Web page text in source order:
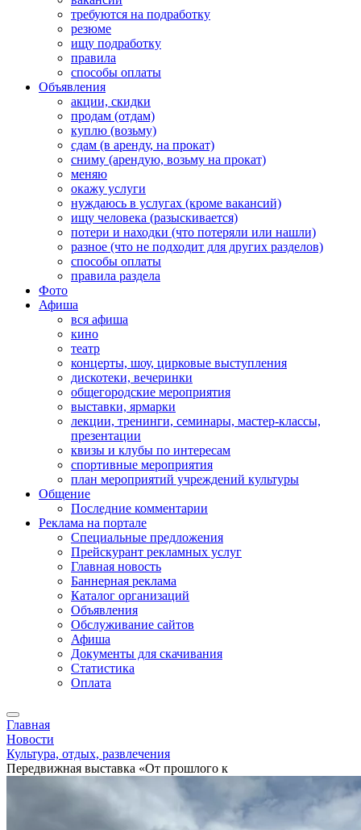
требуются на подработку
резюме
ищу подработку
правила
способы оплаты
Объявления
акции, скидки
продам (отдам)
куплю (возьму)
сдам (в аренду, на прокат)
сниму (арендую, возьму на прокат)
меняю
окажу услуги
нуждаюсь в услугах (кроме вакансий)
ищу человека (разыскивается)
потери и находки (что потеряли или нашли)
разное (что не подходит для других разделов)
способы оплаты
правила раздела
Фото
Афиша
вся афиша
кино
театр
концерты, шоу, цирковые выступления
дискотеки, вечеринки
общегородские мероприятия
выставки, ярмарки
лекции, тренинги, семинары, мастер-классы,
презентации
квизы и клубы по интересам
спортивные мероприятия
план мероприятий учреждений культуры
Общение
Последние комментарии
Реклама на портале
Специальные предложения
Прейскурант рекламных услуг
Главная новость
Баннерная реклама
Каталог организаций
Объявления
Обслуживание сайтов
Афиша
Документы для скачивания
Статистика
Оплата
Главная
Новости
Культура, отдых, развлечения
Передвижная выставка «От прошлого к